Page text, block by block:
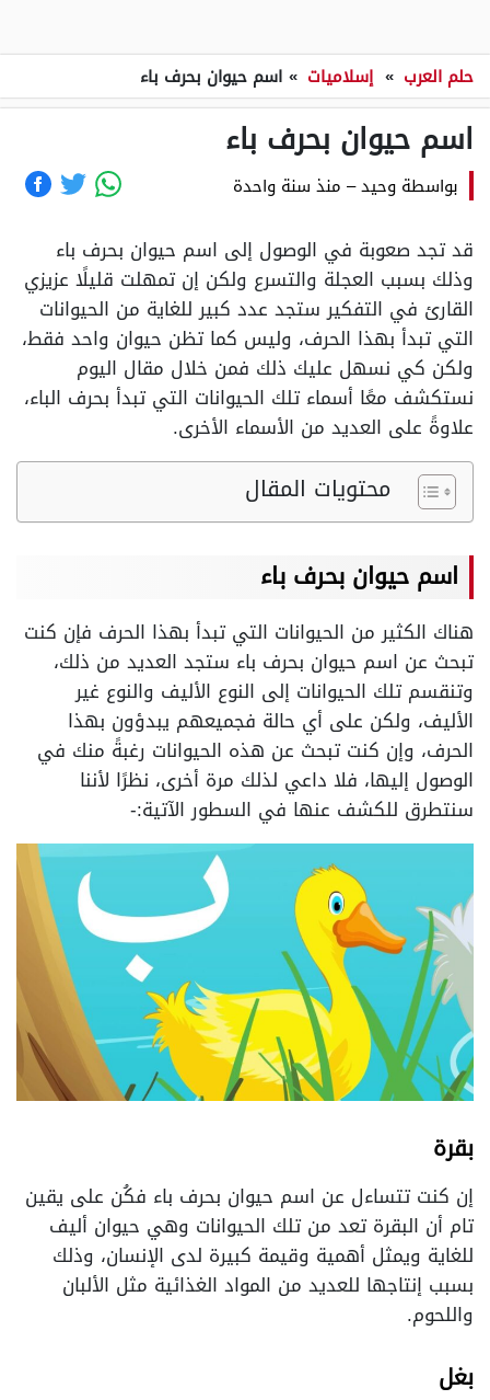
حلم العرب » إسلاميات » اسم حيوان بحرف باء
اسم حيوان بحرف باء
بواسطة وحيد– منذ سنة واحدة
قد تجد صعوبة في الوصول إلى اسم حيوان بحرف باء
وذلك بسبب العجلة والتسرع ولكن إن تمهلت قليلًا عزيزي
القارئ في التفكير ستجد عدد كبير للغاية من الحيوانات
التي تبدأ بهذا الحرف، وليس كما تظن حيوان واحد فقط،
ولكن كي نسهل عليك ذلك فمن خلال مقال اليوم
نستكشف معًا أسماء تلك الحيوانات التي تبدأ بحرف الباء،
علاوةً على العديد من الأسماء الأخرى.
محتويات المقال
اسم حيوان بحرف باء
هناك الكثير من الحيوانات التي تبدأ بهذا الحرف فإن كنت
تبحث عن اسم حيوان بحرف باء ستجد العديد من ذلك،
وتنقسم تلك الحيوانات إلى النوع الأليف والنوع غير
الأليف، ولكن على أي حالة فجميعهم يبدؤون بهذا
الحرف، وإن كنت تبحث عن هذه الحيوانات رغبةً منك في
الوصول إليها، فلا داعي لذلك مرة أخرى، نظرًا لأننا
سنتطرق للكشف عنها في السطور الآتية:-
بقرة
إن كنت تتساءل عن اسم حيوان بحرف باء فكُن على يقين
تام أن البقرة تعد من تلك الحيوانات وهي حيوان أليف
للغاية ويمثل أهمية وقيمة كبيرة لدى الإنسان، وذلك
بسبب إنتاجها للعديد من المواد الغذائية مثل الألبان
واللحوم.
بغل